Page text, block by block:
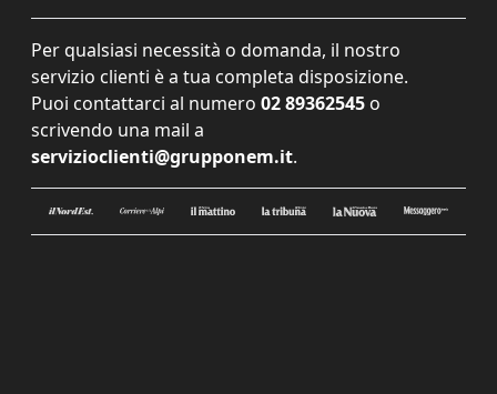
Per qualsiasi necessità o domanda, il nostro
servizio clienti è a tua completa disposizione.
Puoi contattarci al numero 02 89362545 o
scrivendo una mail a
servizioclienti@grupponem.it.